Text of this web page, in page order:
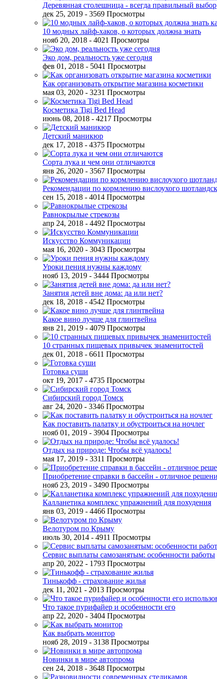
Деревянная столешница - всегда правильный выбор
дек 25, 2019 - 3569 Просмотры
10 модных лайф-хаков, о которых должна знать
нояб 20, 2018 - 4021 Просмотры
Эко дом, реальность уже сегодня
фев 01, 2018 - 5041 Просмотры
Как организовать открытие магазина косметики
мая 03, 2020 - 3231 Просмотры
Косметика Tigi Bed Head
июнь 08, 2018 - 4217 Просмотры
Детский маникюр
дек 17, 2018 - 4375 Просмотры
Сорта лука и чем они отличаются
янв 26, 2020 - 3567 Просмотры
Рекомендации по кормлению вислоухого
сен 15, 2018 - 4014 Просмотры
Равнокрылые стрекозы
апр 24, 2018 - 4492 Просмотры
Искусство Коммуникации
мая 16, 2020 - 3043 Просмотры
Уроки пения нужны каждому
нояб 13, 2019 - 3444 Просмотры
Занятия детей вне дома: да или нет?
дек 18, 2018 - 4542 Просмотры
Какое вино лучше для глинтвейна
янв 21, 2019 - 4079 Просмотры
10 странных пищевых привычек знаменитостей
дек 01, 2018 - 6611 Просмотры
Готовка суши
окт 19, 2017 - 4735 Просмотры
Сибирский город Томск
авг 24, 2020 - 3346 Просмотры
Как поставить палатку и обустроиться на ночлег
нояб 01, 2019 - 3904 Просмотры
Отдых на природе: Чтобы всё удалось!
мая 17, 2019 - 3311 Просмотры
Приобретение справки в бассейн - отличное
нояб 23, 2019 - 3490 Просмотры
Калланетика комплекс упражнений для похудения
янв 03, 2019 - 4466 Просмотры
Велотуром по Крыму
июль 30, 2014 - 4911 Просмотры
Сервис выплаты самозанятым: особенности работы
апр 20, 2022 - 1793 Просмотры
Тинькофф - страхование жилья
дек 11, 2021 - 2013 Просмотры
Что такое пурифайер и особенности его
апр 22, 2020 - 3404 Просмотры
Как выбрать монитор
нояб 28, 2019 - 3138 Просмотры
Новинки в мире автопрома
сен 24, 2018 - 3648 Просмотры